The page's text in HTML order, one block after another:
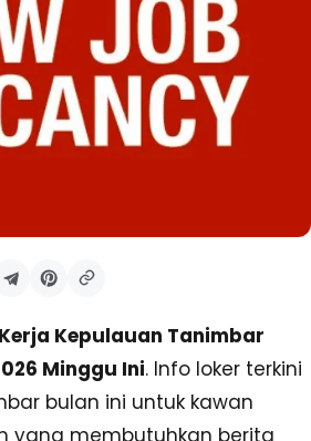
Kepulauan Tanimbar
Minggu Ini. Info loker terkini
bulan ini untuk kawan
yang membutuhkan berita